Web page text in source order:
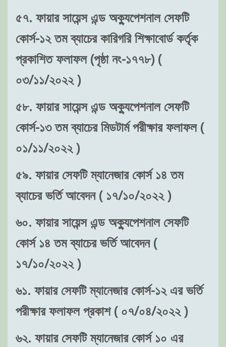
৫৭. ফায়ার সায়েন্স এন্ড অক্যুপেশনাল সেফটি
কোর্স-১২ তম ব্যাচের কারিগরি শিক্ষাবোর্ড কর্তৃক
প্রকাশিত ফলাফল (পৃষ্ঠা নং-১৭৭৮) (
০৩/১১/২০২২ )
৫৮. ফায়ার সায়েন্স এন্ড অক্যুপেশনাল সেফটি
কোর্স-১৩ তম ব্যাচের মিডটার্ম পরীক্ষার ফলাফল (
০১/১১/২০২২ )
৫৯. ফায়ার সেফটি ম্যানেজার কোর্স ১৪ তম
ব্যাচের ভর্তি আবেদন ( ১৭/১০/২০২২ )
৬০. ফায়ার সায়েন্স এন্ড অক্যুপেশনাল সেফটি
কোর্স ১৪ তম ব্যাচের ভর্তি আবেদন (
১৭/১০/২০২২ )
৬১. ফায়ার সেফটি ম্যানেজার কোর্স-১২ এর ভর্তি
পরীক্ষার ফলাফল প্রকাশ ( ০৭/০৪/২০২২ )
৬২. ফায়ার সেফটি ম্যানেজার কোর্স ১০ এর